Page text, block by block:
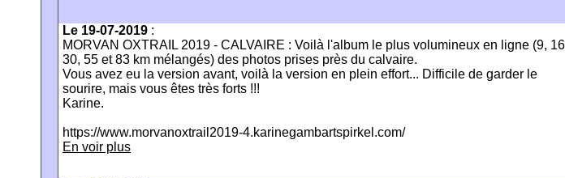
Le 19-07-2019 :
MORVAN OXTRAIL 2019 - CALVAIRE : Voilà l'album le plus volumineux en ligne (9,
30, 55 et 83 km mélangés) des photos prises près du calvaire.
Vous avez eu la version avant, voilà la version en plein effort... Difficile de garder le
sourire, mais vous êtes très forts !!!
Karine.
https://www.morvanoxtrail2019-4.karinegambartspirkel.com/
En voir plus